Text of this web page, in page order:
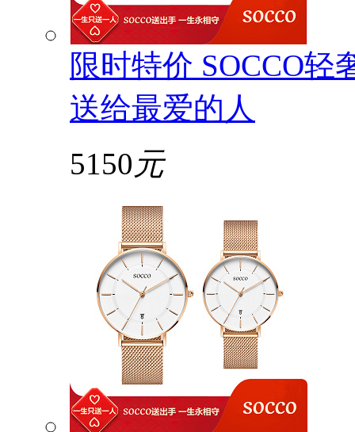
限时特价 SOCCO
送给最爱的人
5150 元